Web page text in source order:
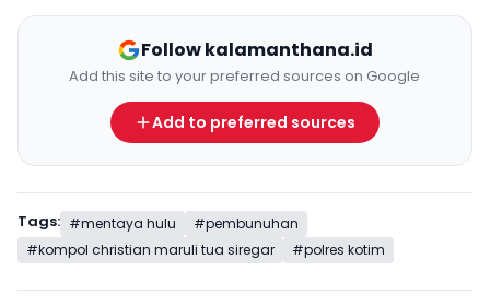
Follow kalamanthana.id
Add this site to your preferred sources on Google
Add to preferred sources
Tags: #mentaya hulu
#pembunuhan
#kompol christian maruli tua siregar
#polres kotim